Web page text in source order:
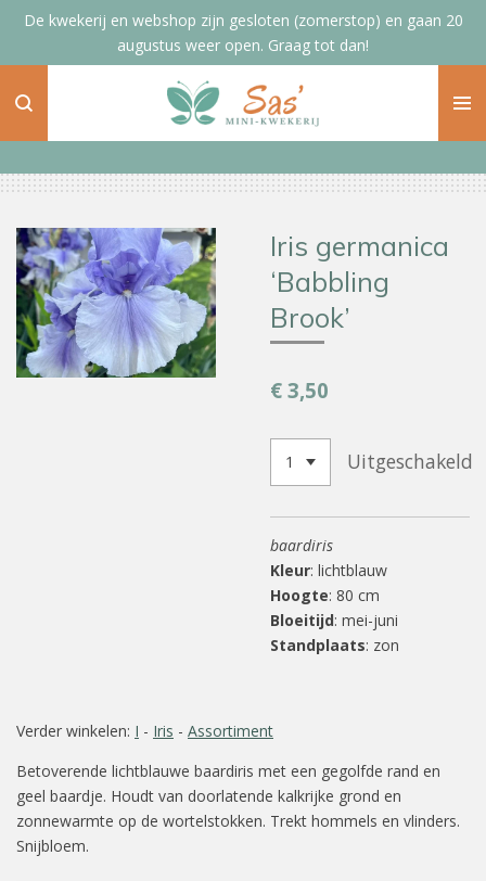
Ga
de
De kwekerij en webshop zijn gesloten (zomerstop) en gaan 20
augustus weer open. Graag tot dan!
Iris germanica
‘Babbling
Brook’
€ 3,50
Uitgeschakeld
baardiris
Kleur: lichtblauw
Hoogte: 80 cm
Bloeitijd: mei-juni
Standplaats: zon
Verder winkelen: I - Iris - Assortiment
Betoverende lichtblauwe baardiris met een gegolfde rand en
geel baardje. Houdt van doorlatende kalkrijke grond en
zonnewarmte op de wortelstokken. Trekt hommels en vlinders.
Snijbloem.